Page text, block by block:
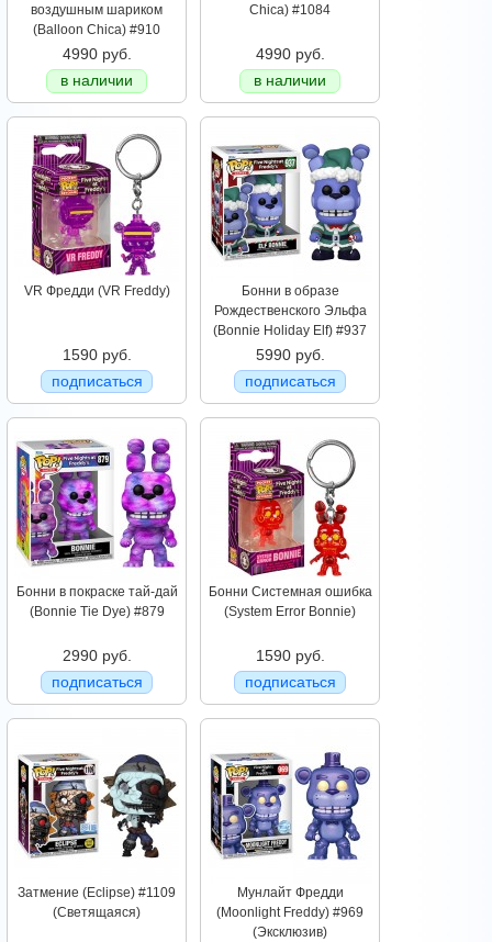
воздушным шариком
(Balloon Chica) #910
4990 руб.
в наличии
Chica) #1084
4990 руб.
в наличии
VR Фредди (VR Freddy)
1590 руб.
подписаться
Бонни в образе
Рождественского Эльфа
(Bonnie Holiday Elf) #937
5990 руб.
подписаться
Бонни в покраске тай-дай
(Bonnie Tie Dye) #879
2990 руб.
подписаться
Бонни Системная ошибка
(System Error Bonnie)
1590 руб.
подписаться
Затмение (Eclipse) #1109
(Светящаяся)
Мунлайт Фредди
(Moonlight Freddy) #969
(Эксклюзив)